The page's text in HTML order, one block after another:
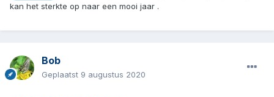
kan het sterkte op naar een mooi jaar .
Bob
Geplaatst 9 augustus 2020